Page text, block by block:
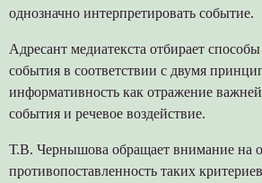
однозначно интерпретировать событие.
Адресант медиатекста отбирает
события в соответствии с двумя
информативность как отражение
события и речевое воздействие.
Т.В. Чернышова обращает внимание на
противопоставленность таких